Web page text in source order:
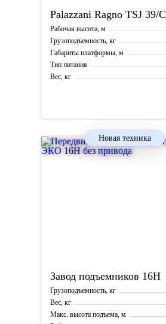
Palazzani Ragno TSJ 39/C
Рабочая высота, м
Грузоподъемность, кг
Габариты платформы, м
Тип питания
Вес, кг
Новая техника
Завод подъемников 16Н
Грузоподъемность, кг
Вес, кг
Макс. высота подъема, м